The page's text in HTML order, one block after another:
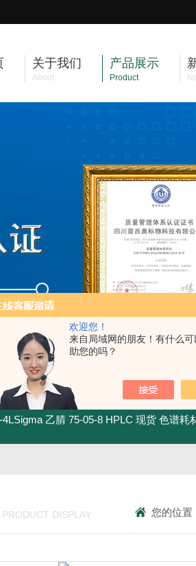
欢迎您！
来自局域网的朋友！有什么可
助您的吗？
关于我们
About
产品展示
Product
4LSigma 乙腈 75-05-8 HPLC 现货 色谱耗
PRODUCT DISPLAY 您的位置